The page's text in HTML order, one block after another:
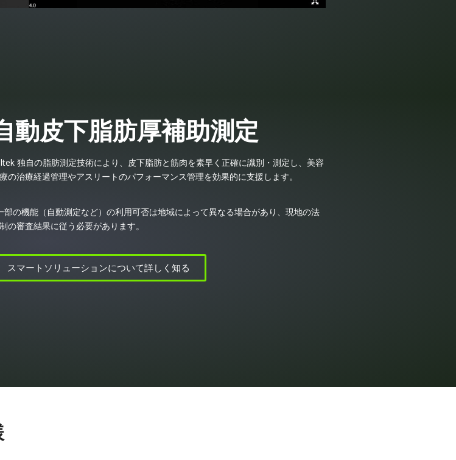
動皮下脂肪厚補助測定
独自の脂肪測定技術により、皮下脂肪と筋肉を素早く正確に識別・測定し、美容
の治療経過管理やアスリートのパフォーマンス管理を効果的に支援します。
部の機能（自動測定など）の利用可否は地域によって異なる場合があり、現地の法
の審査結果に従う必要があります。
スマートソリューションについて詳しく知る